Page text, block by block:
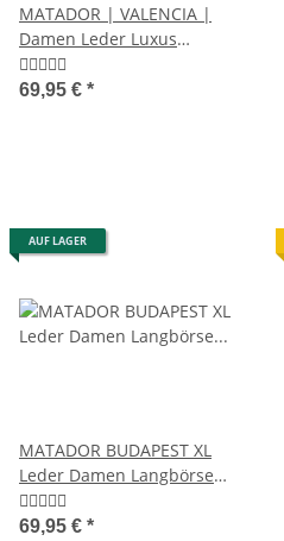
MATADOR | VALENCIA |
Damen Leder Luxus
Portemonnaie 19 Farben
69,95 € *
AUF LAGER
MATADOR BUDAPEST XL
Leder Damen Langbörse
Geldbörse 5 Farben
69,95 € *